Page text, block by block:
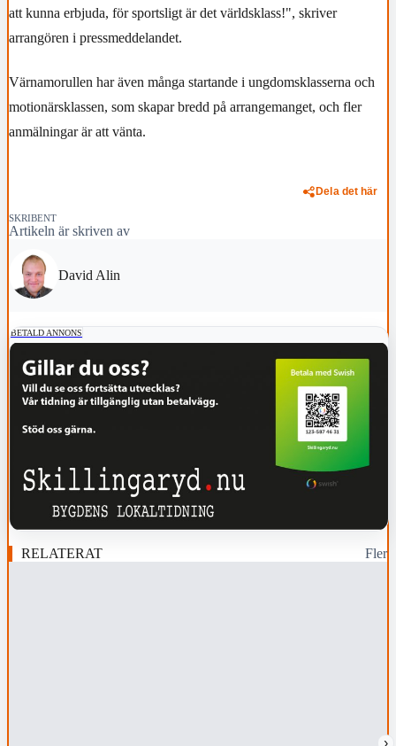
att kunna erbjuda, för sportsligt är det världsklass!", skriver
arrangören i pressmeddelandet.
Värnamorullen har även många startande i ungdomsklasserna och
motionärsklassen, som skapar bredd på arrangemanget, och fler
anmälningar är att vänta.
Dela det här
SKRIBENT
Artikeln är skriven av
David Alin
BETALD ANNONS
RELATERAT Fler
›